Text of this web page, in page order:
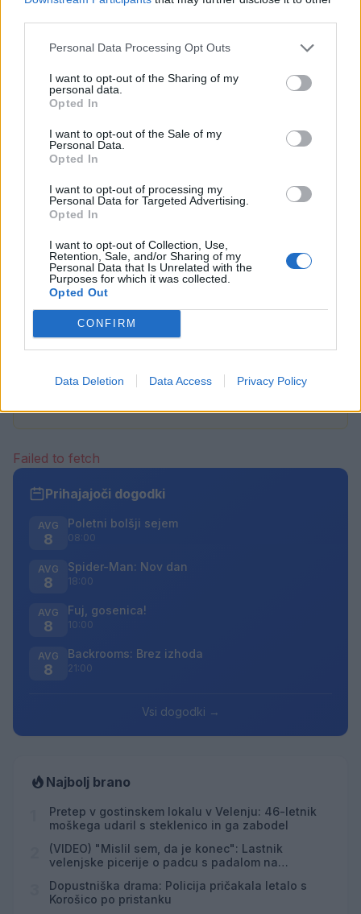
Personal Data Processing Opt Outs
I want to opt-out of the Sharing of my
personal data.
Opted In
I want to opt-out of the Sale of my
Personal Data.
Opted In
I want to opt-out of processing my
Personal Data for Targeted Advertising.
Opted In
I want to opt-out of Collection, Use,
Retention, Sale, and/or Sharing of my
Personal Data that Is Unrelated with the
Purposes for which it was collected.
Opted Out
CONFIRM
Data Deletion Data Access Privacy Policy
https://www.facebook.com/projekt.hobotnica
ali donirati bombažno prejo, najdete obvestila o
naslovu https://www.facebook.com/ucilnica.plus/
"Vesele bomo dodatnih parov spretnih rok, pa
tudi idej, predlogov in pomoči pri izvedbi še
kakšnega tovrstnega projekta."
Opozorilo:Po 297. členu Kazenskega zakonika je
posameznik kazensko odgovoren za javno spodbujanje
rasističnimi, diskriminatornimi ali nezakonitimi vsebinami
Failed to fetch
Prihajajoči dogodki
AVG
8
Poletni bolšji sejem
08:00
AVG
8
Spider-Man: Nov dan
18:00
AVG
8
Fuj, gosenica!
10:00
AVG
8
Backrooms: Brez izhoda
21:00
Vsi dogodki →
Najbolj brano
Pretep v gostinskem lokalu v Velenju: 46-letnik
moškega udaril s steklenico in ga zabodel
(VIDEO) "Mislil sem, da je konec": Lastnik
velenjske picerije o padcu s padalom na
Dopustniška drama: Policija pričakala letalo s
Korošico po pristanku